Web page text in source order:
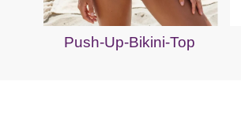
Push-Up-Bikini-Top